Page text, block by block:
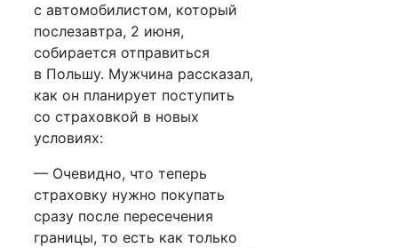
с автомобилистом, который
послезавтра, 2 июня,
собирается отправиться
в Польшу. Мужчина рассказал,
как он планирует поступить
со страховкой в новых
условиях:
— Очевидно, что теперь
страховку нужно покупать
сразу после пересечения
границы, то есть как только